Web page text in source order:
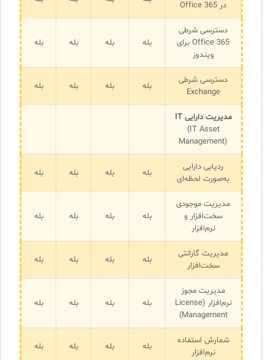
در Office 365
دسترسی شرطی
Office 365 برای
ویندوز
بله بله بله بله
دسترسی شرطی
Exchange
بله بله بله بله
مدیریت دارایی IT
(IT Asset
Management)
ردیابی دارایی
به‌صورت لحظه‌ای
بله بله بله بله
مدیریت موجودی
سخت‌افزار و
نرم‌افزار
بله بله بله بله
مدیریت گارانتی
سخت‌افزار
بله بله بله بله
مدیریت مجوز
نرم‌افزار (License
Management)
بله بله بله بله
شمارش استفاده
نرم‌افزار
بله بله بله بله